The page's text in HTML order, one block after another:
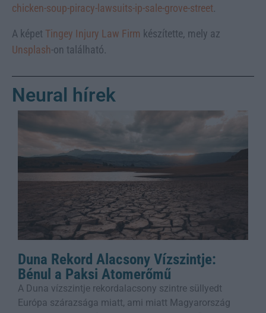
chicken-soup-piracy-lawsuits-ip-sale-grove-street.
A képet Tingey Injury Law Firm készítette, mely az
Unsplash-on található.
Neural hírek
Duna Rekord Alacsony Vízszintje:
Bénul a Paksi Atomerőmű
A Duna vízszintje rekordalacsony szintre süllyedt
Európa szárazsága miatt, ami miatt Magyarország